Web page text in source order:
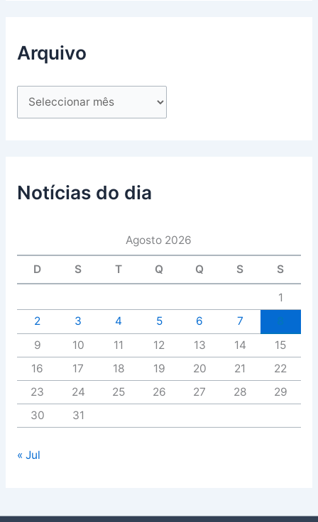
Arquivo
Notícias do dia
Agosto 2026
D S T Q Q S S
1
2
3 4 5 6 7
9
10 11 12 13 14
15
16
17 18 19 20 21
22
23
24 25 26 27 28
29
30
31
« Jul